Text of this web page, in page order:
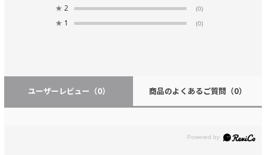
★ 2 (0)
★ 1 (0)
ユーザーレビュー （0） 商品のよくあるご質問 （0）